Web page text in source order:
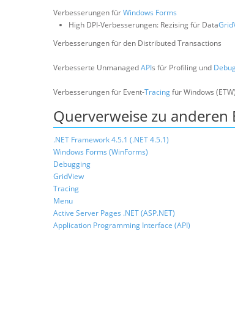
Verbesserungen fürWindows Forms
High DPI-Verbesserungen: Rezising für Data
Verbesserungen für den Distributed Transactions
Verbesserte UnmanagedAPIs für Profiling und
Verbesserungen für Event-Tracingfür Windows (ETW)
Querverweise zu
.NET Framework 4.5.1 (.NET 4.5.1)
Windows Forms (WinForms)
Debugging
GridView
Tracing
Menu
Active Server Pages .NET (ASP.NET)
Application Programming Interface (API)